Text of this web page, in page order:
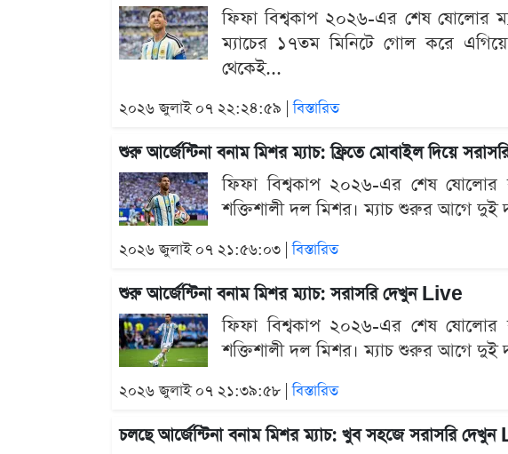
ফিফা বিশ্বকাপ ২০২৬-এর শেষ ষোলোর
ম্যাচের ১৭তম মিনিটে গোল করে এগিয়ে
থেকেই...
২০২৬ জুলাই ০৭ ২২:২৪:৫৯ |বিস্তারিত
শুরু আর্জেন্টিনা বনাম মিশর ম্যাচ: ফ্রিতে মোবাইল দিয়ে
ফিফা বিশ্বকাপ ২০২৬-এর শেষ ষোলোর
শক্তিশালী দল মিশর। ম্যাচ শুরুর আগে দুই
২০২৬ জুলাই ০৭ ২১:৫৬:০৩ |বিস্তারিত
শুরু আর্জেন্টিনা বনাম মিশর ম্যাচ: সরাসরি দেখুন Live
ফিফা বিশ্বকাপ ২০২৬-এর শেষ ষোলোর
শক্তিশালী দল মিশর। ম্যাচ শুরুর আগে দুই
২০২৬ জুলাই ০৭ ২১:৩৯:৫৮ |বিস্তারিত
চলছে আর্জেন্টিনা বনাম মিশর ম্যাচ: খুব সহজে সরাসরি